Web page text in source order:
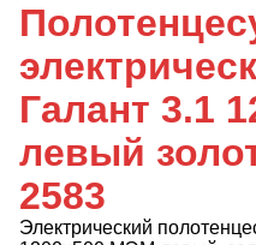
Галант 3.1
левый
2583
Электрический